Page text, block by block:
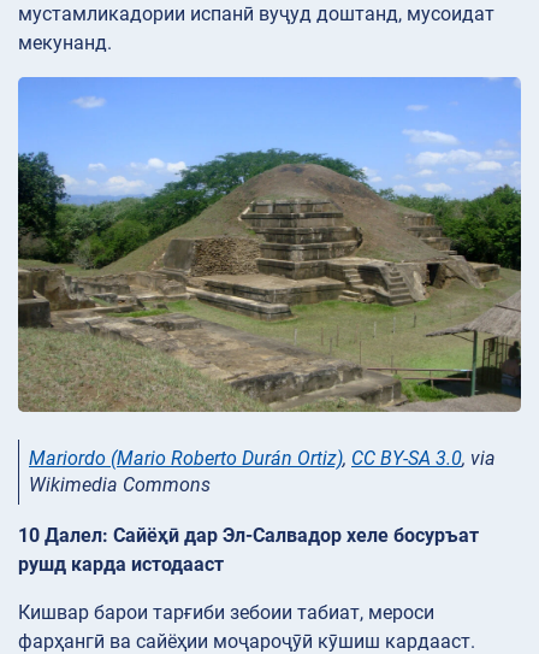
мустамликадории испанӣ вуҷуд доштанд, мусоидат
мекунанд.
Mariordo (Mario Roberto Durán Ortiz), CC BY-SA 3.0, via
Wikimedia Commons
10 Далел: Сайёҳӣ дар Эл-Салвадор хеле босуръат
рушд карда истодааст
Кишвар барои тарғиби зебоии табиат, мероси
фарҳангӣ ва сайёҳии моҷароҷӯӣ кӯшиш кардааст.